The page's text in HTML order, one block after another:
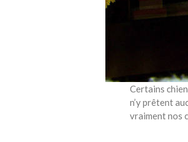
Certains
n’y prêtent
vraiment nos